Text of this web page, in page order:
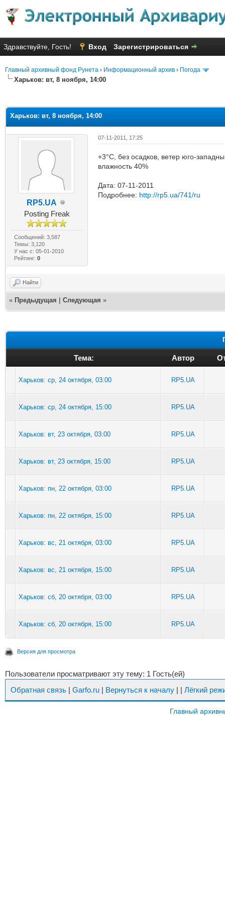
Здравствуйте, Гость! Вход Зарегистрироваться
Главный архивный фонд Рунета › Информационный архив › Погода
Харьков: вт, 8 ноября, 14:00
Харьков: вт, 8 ноября, 14:00
RP5.UA
Posting Freak
Сообщений: 3,587
Темы: 3,120
У нас с: 05-01-2010
Рейтинг: 0
07-11-2011, 17:25
+3°C, без осадков, ветер юго-
влажность 40%
Дата: 07-11-2011
Подробнее: http://rp5.ua/741/ru
Найти
« Предыдущая Следующая »
Тема: Автор
Харьков: ср, 24 октября, 03:00 RP5.UA
Харьков: ср, 24 октября, 15:00 RP5.UA
Харьков: вт, 23 октября, 03:00 RP5.UA
Харьков: вт, 23 октября, 15:00 RP5.UA
Харьков: пн, 22 октября, 03:00 RP5.UA
Харьков: пн, 22 октября, 15:00 RP5.UA
Харьков: вс, 21 октября, 03:00 RP5.UA
Харьков: вс, 21 октября, 15:00 RP5.UA
Харьков: сб, 20 октября, 03:00 RP5.UA
Харьков: сб, 20 октября, 15:00 RP5.UA
Версия для просмотра
Пользователи просматривают эту тему: 1 Гость(ей)
Обратная связь | Garfo.ru | Вернуться к началу | | Лёгкий
Главный